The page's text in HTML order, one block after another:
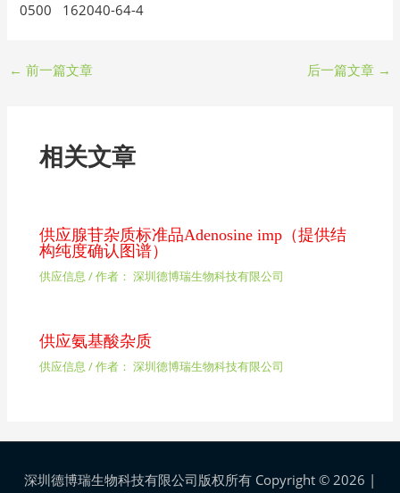
0500 162040-64-4
← 前一篇文章 后一篇文章 →
相关文章
供应腺苷杂质标准品Adenosine imp（提供结
构纯度确认图谱）
供应信息 / 作者： 深圳德博瑞生物科技有限公司
供应氨基酸杂质
供应信息 / 作者： 深圳德博瑞生物科技有限公司
深圳德博瑞生物科技有限公司版权所有 Copyright © 2026 |